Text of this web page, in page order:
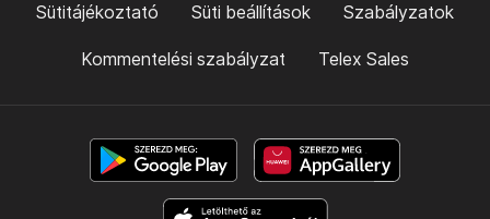
Sütitájékoztató Süti beállítások Szabályzatok
Kommentelési szabályzat Telex Sales